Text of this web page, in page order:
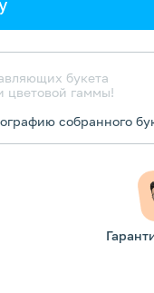
букета
цветовой гаммы!
собранного